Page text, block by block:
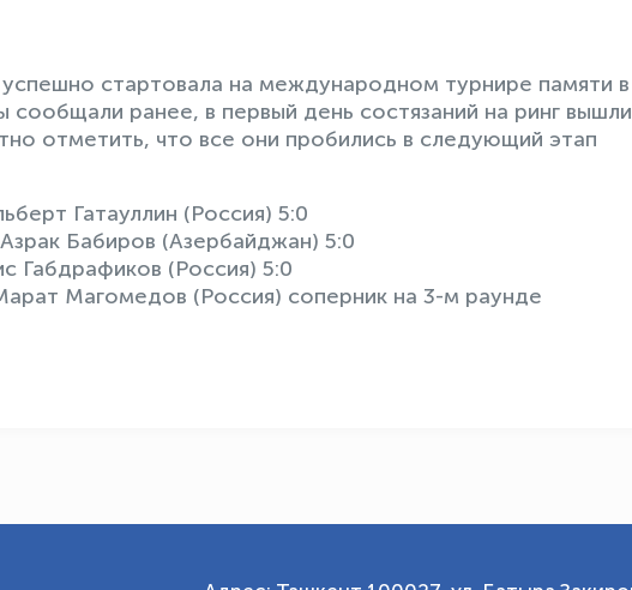
стартовала на международном турнире памяти в
сообщали ранее, в первый день состязаний на ринг
отметить, что все они пробились в следующий этап
Гатауллин (Россия) 5:0
Бабиров (Азербайджан) 5:0
Габдрафиков (Россия) 5:0
Магомедов (Россия) соперник на 3-м раунде